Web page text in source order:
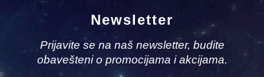
Newsletter
Prijavite se na naš newsletter, budite
obavešteni o promocijama i akcijama.